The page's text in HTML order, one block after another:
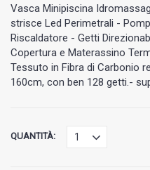
Vasca Minipiscina
strisce Led Perimetrali -
Riscaldatore - Getti
Copertura e Materassino
Tessuto in Fibra di Carbonio
160cm, con ben 128 getti.-
QUANTITÀ: